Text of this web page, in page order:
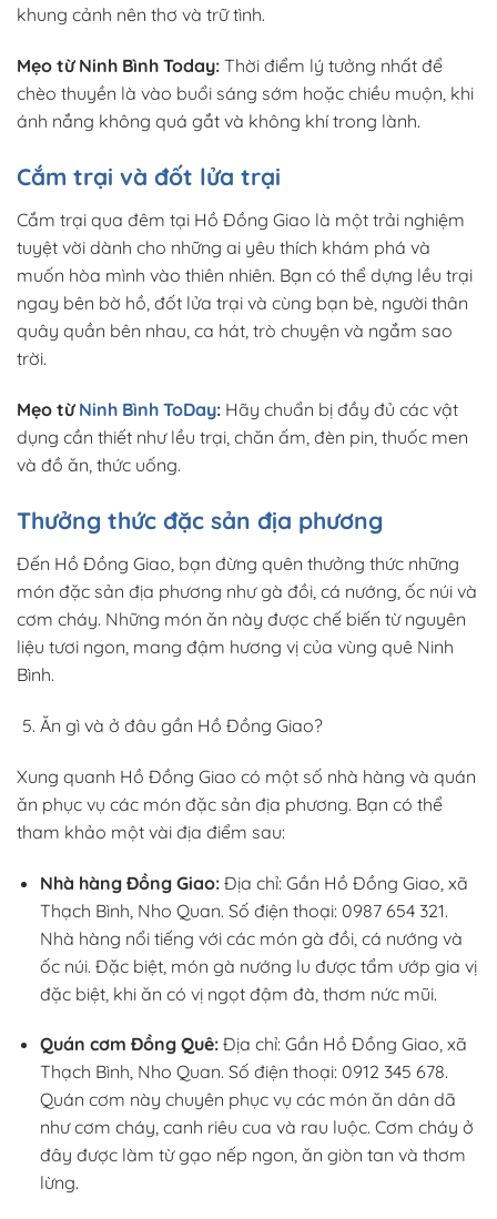
khung cảnh nên thơ và trữ tình.
Mẹo từ Ninh Bình Today: Thời điểm lý tưởng nhất để
chèo thuyền là vào buổi sáng sớm hoặc chiều muộn, khi
ánh nắng không quá gắt và không khí trong lành.
Cắm trại và đốt lửa trại
Cắm trại qua đêm tại Hồ Đồng Giao là một trải nghiệm
tuyệt vời dành cho những ai yêu thích khám phá và
muốn hòa mình vào thiên nhiên. Bạn có thể dựng lều trại
ngay bên bờ hồ, đốt lửa trại và cùng bạn bè, người thân
quây quần bên nhau, ca hát, trò chuyện và ngắm sao
trời.
Mẹo từ Ninh Bình ToDay: Hãy chuẩn bị đầy đủ các vật
dụng cần thiết như lều trại, chăn ấm, đèn pin, thuốc men
và đồ ăn, thức uống.
Thưởng thức đặc sản địa phương
Đến Hồ Đồng Giao, bạn đừng quên thưởng thức những
món đặc sản địa phương như gà đồi, cá nướng, ốc núi và
cơm cháy. Những món ăn này được chế biến từ nguyên
liệu tươi ngon, mang đậm hương vị của vùng quê Ninh
Bình.
Ăn gì và ở đâu gần Hồ Đồng Giao?
Xung quanh Hồ Đồng Giao có một số nhà hàng và quán
ăn phục vụ các món đặc sản địa phương. Bạn có thể
tham khảo một vài địa điểm sau:
Nhà hàng Đồng Giao:Địa chỉ: Gần Hồ Đồng Giao, xã
Thạch Bình, Nho Quan. Số điện thoại: 0987 654 321.
Nhà hàng nổi tiếng với các món gà đồi, cá nướng và
ốc núi. Đặc biệt, món gà nướng lu được tẩm ướp gia vị
đặc biệt, khi ăn có vị ngọt đậm đà, thơm nức mũi.
Quán cơm Đồng Quê:Địa chỉ: Gần Hồ Đồng Giao, xã
Thạch Bình, Nho Quan. Số điện thoại: 0912 345 678.
Quán cơm này chuyên phục vụ các món ăn dân dã
như cơm cháy, canh riêu cua và rau luộc. Cơm cháy ở
đây được làm từ gạo nếp ngon, ăn giòn tan và thơm
lừng.